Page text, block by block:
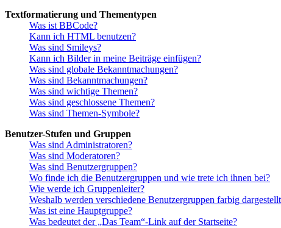
Textformatierung und Thementypen
Was ist BBCode?
Kann ich HTML benutzen?
Was sind Smileys?
Kann ich Bilder in meine Beiträge einfügen?
Was sind globale Bekanntmachungen?
Was sind Bekanntmachungen?
Was sind wichtige Themen?
Was sind geschlossene Themen?
Was sind Themen-Symbole?
Benutzer-Stufen und Gruppen
Was sind Administratoren?
Was sind Moderatoren?
Was sind Benutzergruppen?
Wo finde ich die Benutzergruppen und wie trete ich ihnen bei?
Wie werde ich Gruppenleiter?
Weshalb werden verschiedene Benutzergruppen farbig
Was ist eine Hauptgruppe?
Was bedeutet der „Das Team“-Link auf der Startseite?